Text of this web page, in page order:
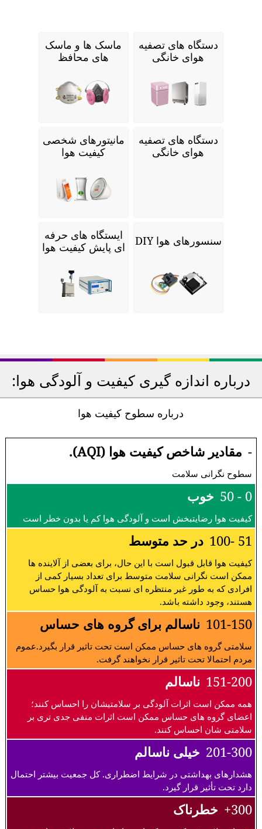
دستگاه های تصفیه
هوای خانگی
ماسک ها و ماسک
های محافظ
دستگاه های تصفیه
هوای خانگی
مانیتورهای شخصی
کیفیت هوا
سنسورهای هوا DIY
ایستگاه های حرفه
ای پایش کیفیت هوا
درباره اندازه گیری کیفیت و آلودگی هوا:
درباره سطوح کیفیت هوا
- مقادیر شاخص کیفیت هوا (AQI).
سطوح نگرانی سلامت
0 - 50 خوب
کیفیت هوا رضایتبخش است و آلودگی هوا کم یا بدون خطر است
51 -100 در حد متوسط
کیفیت هوا قابل قبول است با این حال، برای بعضی از آلاینده ها
ممکن است نگرانی سلامت متوسط برای تعداد بسیار کمی از
افرادی که به طور غیر منتظره ای نسبت به آلودگی هوا حساس
هستند، وجود داشته باشد.
101-150 ناسالم برای گروه های حساس
سلامتی گروه های حساس ممکن است تحت تاثیر قرار بگیرد.عموم
مردم احتمالا تحت تاثیر قرار نخواهند گرفت.
151-200 ناسالم
همه ممکن است اثرات آلودگی بر سلامتیشان را احساس کنند؛
اعضای گروه های حساس ممکن است اثرات منفی جدی تری بر
سلامتی شان احساس کنند.
201-300 خیلی ناسالم
هشدارهای بهداشتی در شرایط اضطراری. کل جمعیت بیشتر احتمال
دارد تحت تأثیر قرار گیرد.
300+ خطرناک